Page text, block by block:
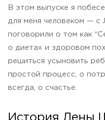
В этом выпуске я
для меня человеком —
поговорили о том как
о диетах и здоровом
решиться усыновить
простой процесс, о
всегда, о счастье.
История Лены